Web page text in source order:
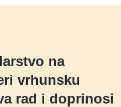
na
vrhunsku
rad i doprinosi